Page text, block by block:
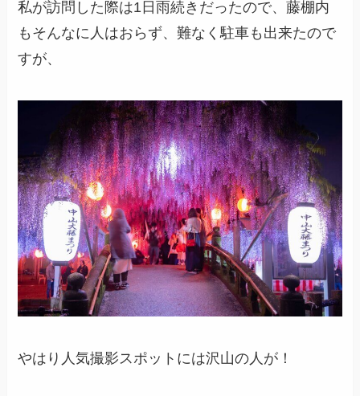
私が訪問した際は1日雨続きだったので、藤棚内
もそんなに人はおらず、難なく駐車も出来たので
すが、
やはり人気撮影スポットには沢山の人が！